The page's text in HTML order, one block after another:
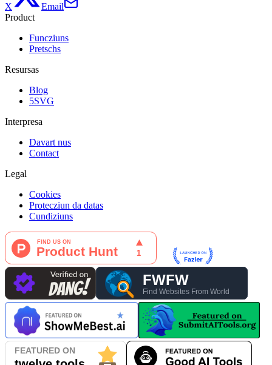
X
Email
Product
Funcziuns
Pretschs
Resursas
Blog
5SVG
Interpresa
Davart nus
Contact
Legal
Cookies
Protecziun da datas
Cundiziuns